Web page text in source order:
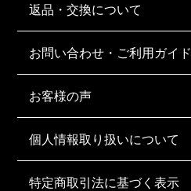
返品・交換について
お問い合わせ・ご利用ガイド
お客様の声
個人情報取り扱いについて
特定商取引法に基づく表示